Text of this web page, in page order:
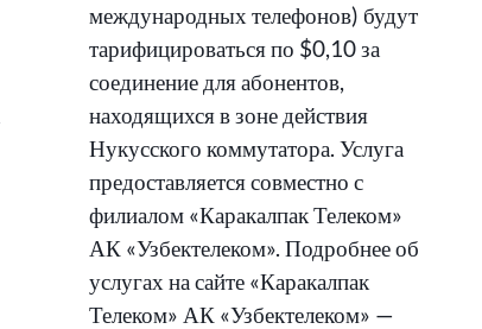
международных телефонов) будут
тарифицироваться по $0,10 за
соединение для абонентов,
находящихся в зоне действия
Нукусского коммутатора. Услуга
предоставляется совместно с
филиалом «Каракалпак Телеком»
АК «Узбектелеком». Подробнее об
услугах на сайте «Каракалпак
Телеком» АК «Узбектелеком» —